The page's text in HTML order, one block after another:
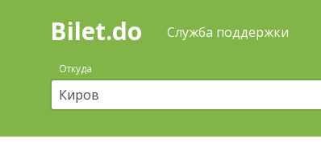
Поиск
покупка
билетов
автобус
онлайн
Bilet.do Служба поддержки
Откуда